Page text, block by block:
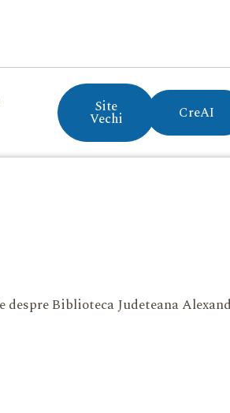
Site
Vechi CreAI
despre Biblioteca Judeteana